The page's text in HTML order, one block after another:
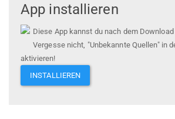
App installieren
Diese App kannst du nach dem
Vergesse nicht, "Unbekannte Quellen" in
aktivieren!
INSTALLIEREN